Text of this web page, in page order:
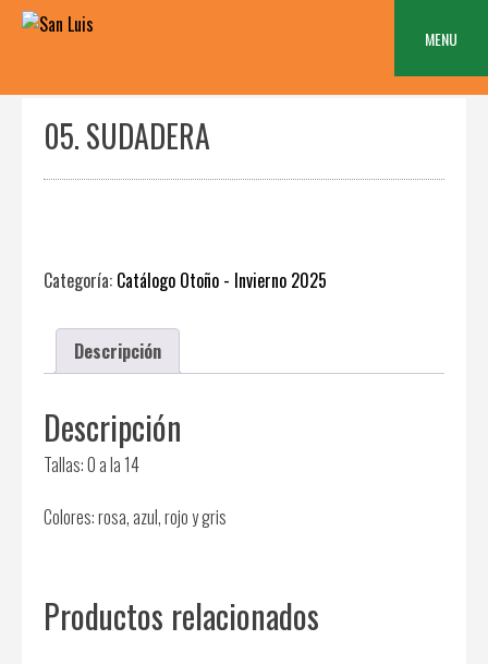
Skip
MENU
05. SUDADERA
Categoría: Catálogo Otoño - Invierno 2025
Descripción
Descripción
Tallas: 0 a la 14
Colores: rosa, azul, rojo y gris
Productos relacionados